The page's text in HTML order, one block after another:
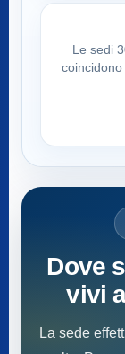
Le sedi
Dove
vivi
La sede